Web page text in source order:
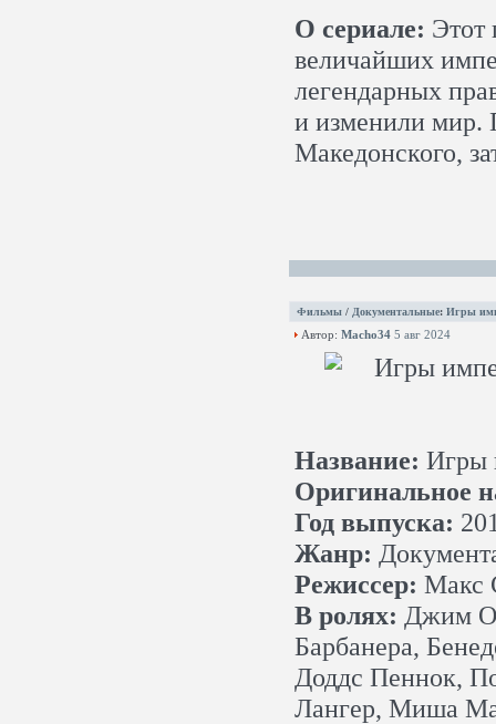
О сериале: Этот
величайших
легендарных
и изменили мир.
Македонского,
Фильмы / Документальные: Игры
Автор: Macho34 5 авг 2024
Название: Игры
Оригинальное
Год выпуска:
Жанр:
Режиссер: Макс
В ролях: Джим
Барбанера,
Доддс Пеннок,
Лангер, Миша